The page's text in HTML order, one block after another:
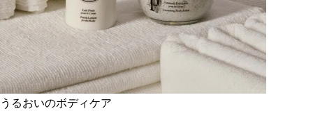
うるおいのボディケア